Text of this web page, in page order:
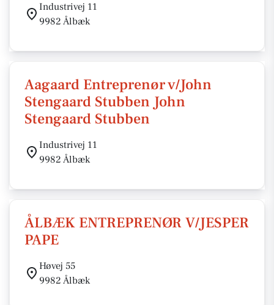
Industrivej 11
9982 Ålbæk
Aagaard Entreprenør v/John
Stengaard Stubben John
Stengaard Stubben
Industrivej 11
9982 Ålbæk
ÅLBÆK ENTREPRENØR V/JESPER
PAPE
Høvej 55
9982 Ålbæk